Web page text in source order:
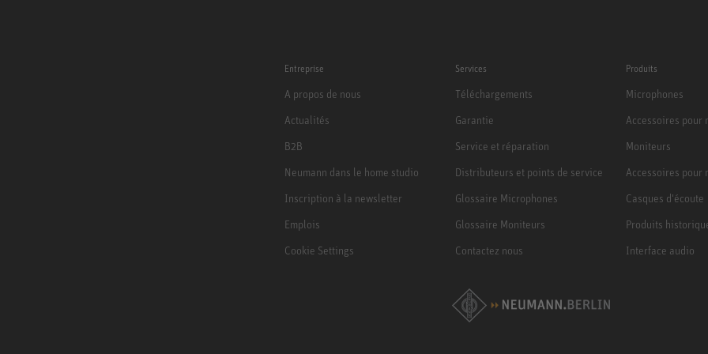
Entreprise
A propos de nous
Actualités
B2B
Neumann dans le home studio
Inscription à la newsletter
Emplois
Cookie Settings
Services
Téléchargements
Garantie
Service et réparation
Distributeurs et points de service
Glossaire Microphones
Glossaire Moniteurs
Contactez nous
Produits
Microphones
Accessoires pour
Moniteurs
Accessoires pour
Casques d'écoute
Produits
Interface audio